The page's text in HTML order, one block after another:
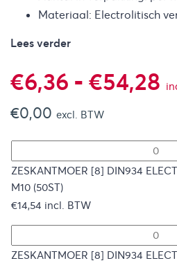
Materiaal: Electrolitisch
Lees verder
€6,36 - €54,28
€0,00 excl. BTW
ZESKANTMOER [8] DIN934
M10 (50ST)
€14,54 incl. BTW
ZESKANTMOER [8] DIN934